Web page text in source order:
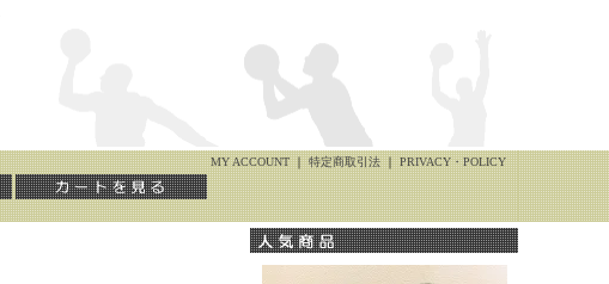
MY ACCOUNT｜特定商取引法｜PRIVACY・POLICY